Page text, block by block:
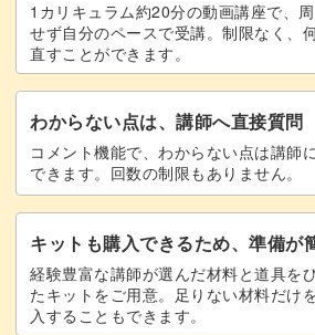
「手編みははじめてだけど、いろん
という方にもぴったりな内容となっ
また、ルームシューズは2つで1セッ
1つ目で学習したことが2つ目を作る
で、だんだん上達するのが実感でき
1カリキュラム約20分の動画講座で、
せず自分のペースで受講。制限なく、
直すことができます。
わからない点は、講師へ直接質問
コメント機能で、わからない点は講師
できます。回数の制限もありません。
キットも購入できるため、準備が
経験豊富な講師が選んだ材料と道具を
たキットをご用意。足りない材料だけ
入することもできます。